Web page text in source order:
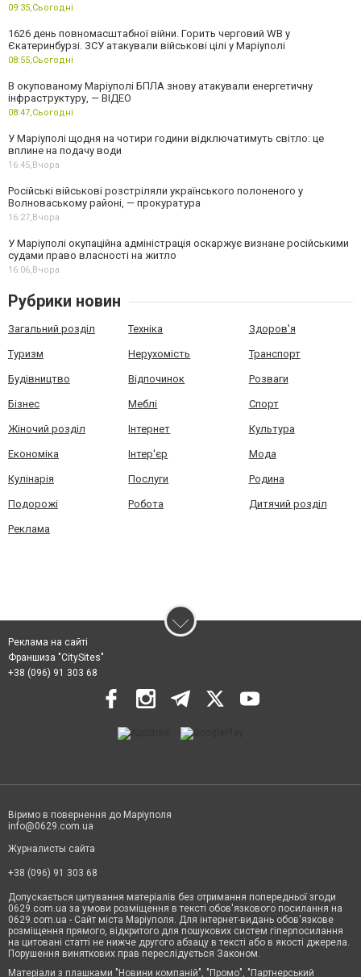
09:35,Сьогодні
1626 день повномасштабної війни. Горить черговий WB у
Єкатеринбурзі. ЗСУ атакували військові цілі у Маріуполі
08:55,Сьогодні
В окупованому Маріуполі БПЛА знову атакували енергетичну
інфраструктуру, — ВІДЕО
08:47,Сьогодні
У Маріуполі щодня на чотири години відключатимуть світло: це
вплине на подачу води
16:45,Вчора
Російські військові розстріляли українського полоненого у
Волноваському районі, — прокуратура
16:27,Вчора
У Маріуполі окупаційна адміністрація оскаржує визнане російськими
судами право власності на житло
16:06,Вчора
Рубрики новин
Загальний розділ Техніка Здоров'я
Туризм Нерухомість Транспорт
Будівництво Відпочинок Розваги
Бізнес Меблі Спорт
Жіночий розділ Інтернет Культура
Економіка Інтер'єр Мода
Кулінарія Послуги Родина
Подорожі Робота Дитячий розділ
Реклама
Реклама на сайті
Франшиза "CitySites"
+38 (096) 91 303 68
Віримо в повернення до Маріуполя
info@0629.com.ua
Журналисты сайта
+38 (096) 91 303 68
Допускається цитування матеріалів без отримання попередньої згоди
0629.com.ua за умови розміщення в тексті обов'язкового посилання на
0629.com.ua - Сайт міста Маріуполя. Для інтернет-видань обов'язкове
розміщення прямого, відкритого для пошукових систем гіперпосилання
на цитовані статті не нижче другого абзацу в тексті або в якості джерела.
Порушення виняткових прав переслідується Законом.
Матеріали з плашками "Новини компаній", "Промо", "Партнерський